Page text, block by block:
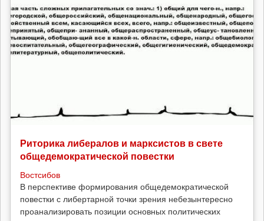
Риторика либералов и марксистов в свете
общедемократической повестки
Востсибов
В перспективе формирования общедемократической
повестки с либертарной точки зрения небезынтересно
проанализировать позиции основных политических